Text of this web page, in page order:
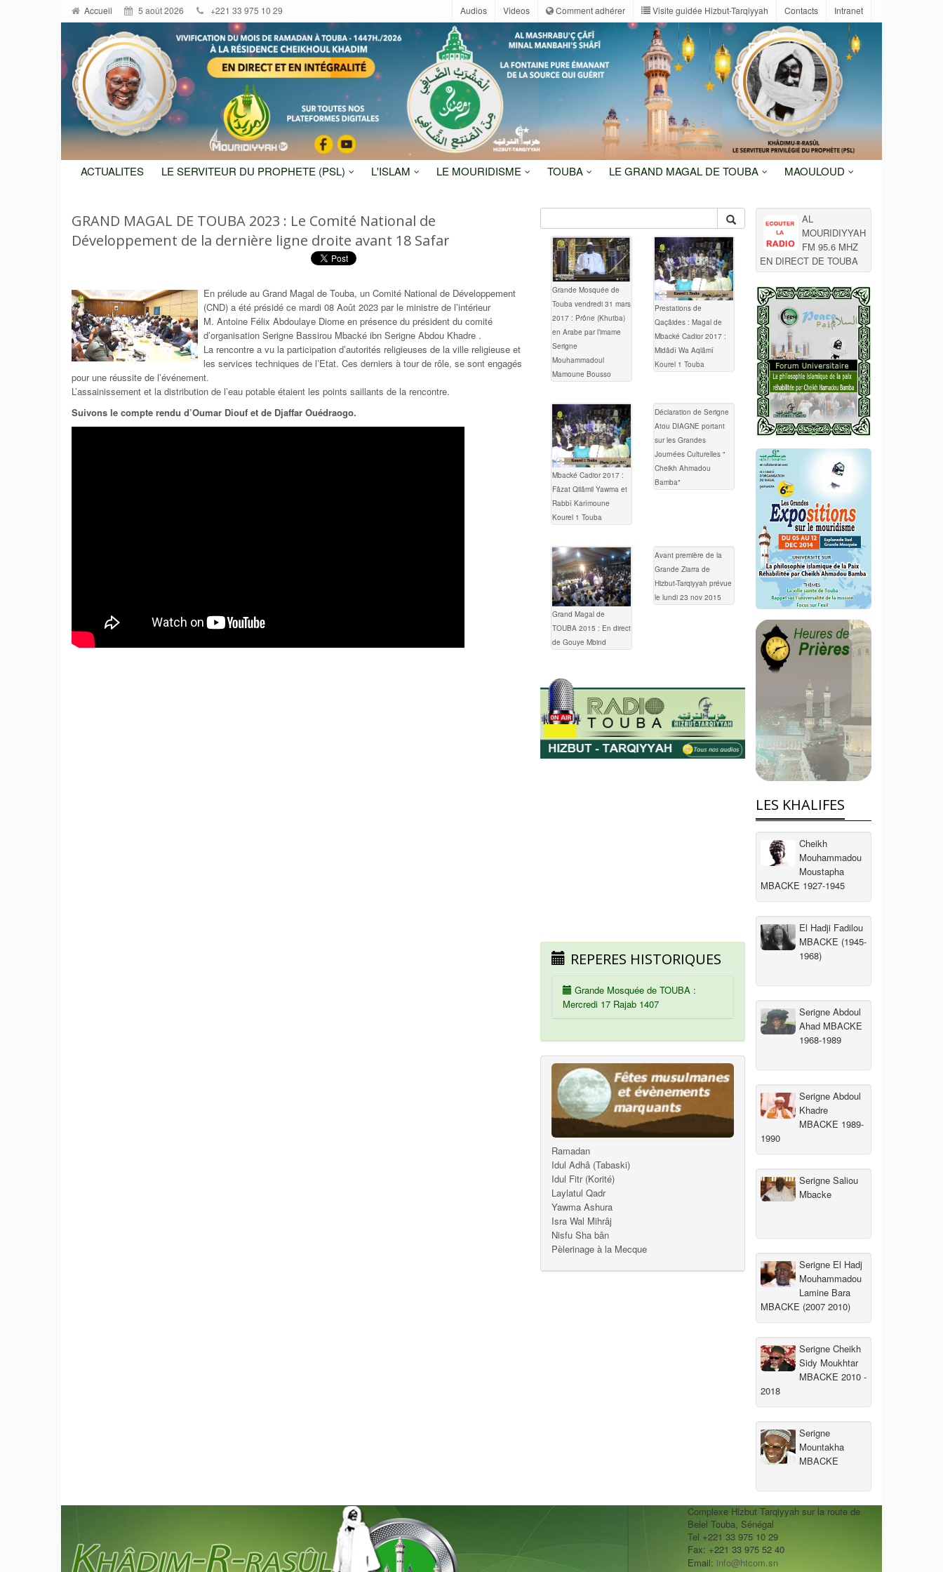
Accueil 5 août 2026 +221 33 975 10 29 Audios Videos Comment adhérer Visite guidée Hizbut-Tarqiyyah Contacts Intranet
ACTUALITES LE SERVITEUR DU PROPHETE (PSL) L'ISLAM LE MOURIDISME TOUBA LE GRAND MAGAL DE TOUBA MAOULOUD
GRAND MAGAL DE TOUBA 2023 : Le Comité National de
Développement de la dernière ligne droite avant 18 Safar
En prélude au Grand Magal de Touba, un Comité National de Développement
(CND) a été présidé ce mardi 08 Août 2023 par le ministre de l’intérieur
M. Antoine Félix Abdoulaye Diome en présence du président du comité
d’organisation Serigne Bassirou Mbacké ibn Serigne Abdou Khadre .
La rencontre a vu la participation d’autorités religieuses de la ville religieuse et
les services techniques de l’Etat. Ces derniers à tour de rôle, se sont engagés
pour une réussite de l’événement.
L’assainissement et la distribution de l’eau potable étaient les points saillants de la rencontre.
Suivons le compte rendu d’Oumar Diouf et de Djaffar Ouédraogo.
Grande Mosquée de
Touba vendredi 31 mars
2017 : Prône (Khutba)
en Arabe par l’imame
Serigne
Mouhammadoul
Mamoune Bousso
Prestations de
Qaçâides : Magal de
Mbacké Cadior 2017 :
Midâdî Wa Aqlâmî
Kourel 1 Touba
Mbacké Cadior 2017 :
Fâzat Qilâmil Yawma et
Rabbî Karîmoune
Kourel 1 Touba
Déclaration de Serigne
Atou DIAGNE portant
sur les Grandes
Journées Culturelles "
Cheikh Ahmadou
Bamba"
Grand Magal de
TOUBA 2015 : En direct
de Gouye Mbind
Avant première de la
Grande Ziarra de
Hizbut-Tarqiyyah prévue
le lundi 23 nov 2015
REPERES HISTORIQUES
Grande Mosquée de TOUBA :
Mercredi 17 Rajab 1407
Ramadan
Idul Adhâ (Tabaski)
Idul Fitr (Korité)
Laylatul Qadr
Yawma Ashura
Isra Wal Mihrâj
Nisfu Sha bân
Pèlerinage à la Mecque
AL
MOURIDIYYAH
FM 95.6 MHZ
EN DIRECT DE TOUBA
LES KHALIFES
Cheikh
Mouhammadou
Moustapha
MBACKE 1927-1945
El Hadji Fadilou
MBACKE (1945-
1968)
Serigne Abdoul
Ahad MBACKE
1968-1989
Serigne Abdoul
Khadre
MBACKE 1989-
1990
Serigne Saliou
Mbacke
Serigne El Hadj
Mouhammadou
Lamine Bara
MBACKE (2007 2010)
Serigne Cheikh
Sidy Moukhtar
MBACKE 2010 -
2018
Serigne
Mountakha
MBACKE
Complexe Hizbut Tarqiyyah sur la route de
Belel Touba, Sénégal
Tel +221 33 975 10 29
Fax: +221 33 975 52 40
Email: info@htcom.sn